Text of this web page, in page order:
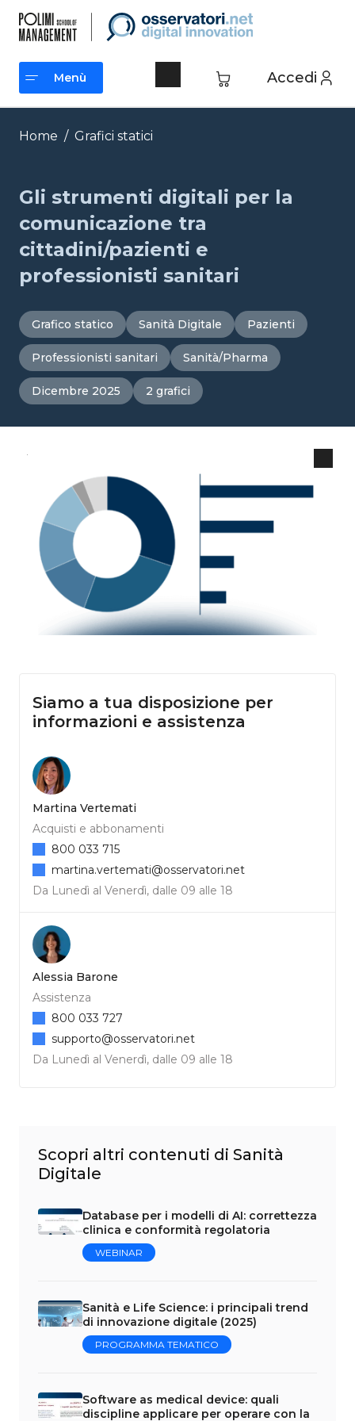
contenuto
Accedi
Menù
Menù
Home / Grafici statici
Gli strumenti digitali per la
comunicazione tra
cittadini/pazienti e
professionisti sanitari
Grafico statico Sanità Digitale Pazienti
Professionisti sanitari Sanità/Pharma
Dicembre 2025 2 grafici
Siamo a tua disposizione per
informazioni e assistenza
Martina Vertemati
Acquisti e abbonamenti
Da Lunedì al Venerdì, dalle 09 alle 18
800 033 715
martina.vertemati@osservatori.net
Alessia Barone
Assistenza
Da Lunedì al Venerdì, dalle 09 alle 18
800 033 727
supporto@osservatori.net
Scopri altri contenuti di Sanità
Digitale
Database per i modelli di AI: correttezza
clinica e conformità regolatoria
WEBINAR
Sanità e Life Science: i principali trend
di innovazione digitale (2025)
PROGRAMMA TEMATICO
Software as medical device: quali
discipline applicare per operare con la